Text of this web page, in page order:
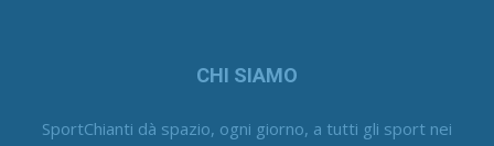
CHI SIAMO
SportChianti dà spazio, ogni giorno, a tutti gli sport nei